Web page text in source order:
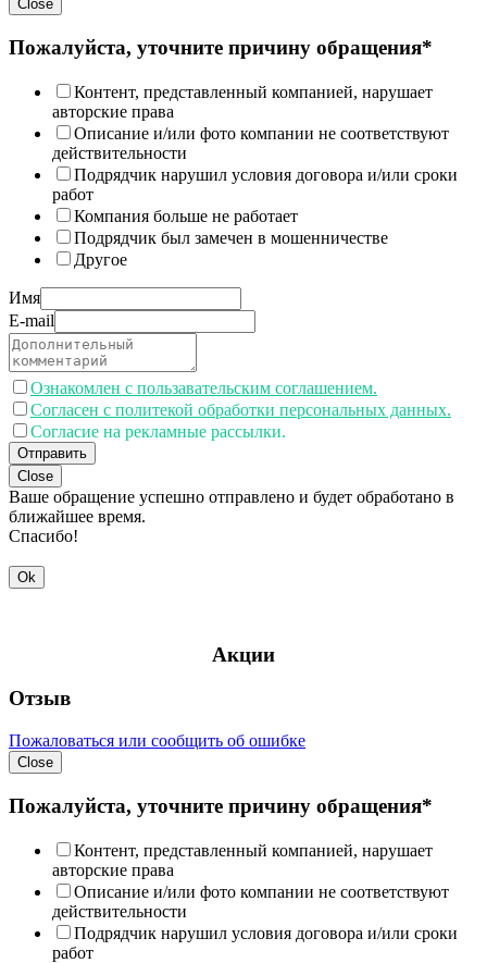
Close
Пожалуйста, уточните причину обращения*
Контент, представленный компанией, нарушает
авторские права
Описание и/или фото компании не соответствуют
действительности
Подрядчик нарушил условия договора и/или сроки
работ
Компания больше не работает
Подрядчик был замечен в мошенничестве
Другое
Имя
E-mail
Ознакомлен с пользавательским соглашением.
Согласен с политекой обработки персональных данных.
Согласие на рекламные рассылки.
Отправить
Close
Ваше обращение успешно отправлено и будет обработано в
ближайшее время.
Спасибо!
Ok
Акции
Отзыв
Пожаловаться или сообщить об ошибке
Close
Пожалуйста, уточните причину обращения*
Контент, представленный компанией, нарушает
авторские права
Описание и/или фото компании не соответствуют
действительности
Подрядчик нарушил условия договора и/или сроки
работ